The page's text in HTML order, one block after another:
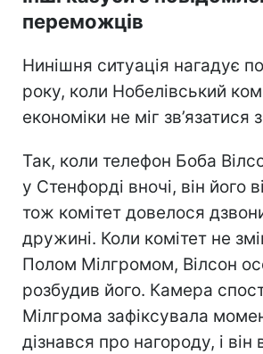
переможців
Нинішня ситуація нагадує
року, коли Нобелівський
економіки не міг зв’язатися
Так, коли телефон Боба
у Стенфорді вночі, він його
тож комітет довелося
дружині. Коли комітет не
Полом Мілгромом, Вілсон
розбудив його. Камера
Мілгрома зафіксувала
дізнався про нагороду, і він